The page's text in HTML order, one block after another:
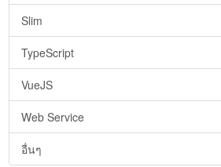
Slim
TypeScript
VueJS
Web Service
อื่นๆ